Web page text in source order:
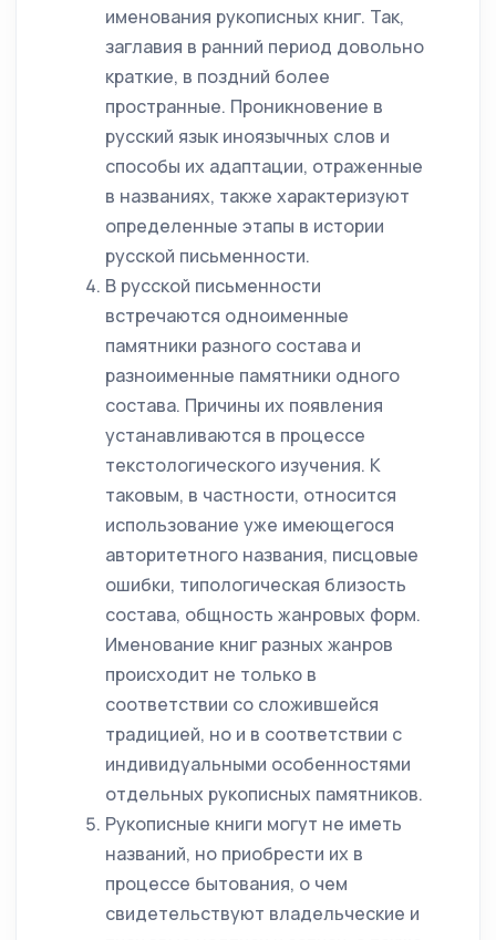
именования рукописных книг. Так,
заглавия в ранний период довольно
краткие, в поздний более
пространные. Проникновение в
русский язык иноязычных слов и
способы их адаптации, отраженные
в названиях, также характеризуют
определенные этапы в истории
русской письменности.
В русской письменности
встречаются одноименные
памятники разного состава и
разноименные памятники одного
состава. Причины их появления
устанавливаются в процессе
текстологического изучения. К
таковым, в частности, относится
использование уже имеющегося
авторитетного названия, писцовые
ошибки, типологическая близость
состава, общность жанровых форм.
Именование книг разных жанров
происходит не только в
соответствии со сложившейся
традицией, но и в соответствии с
индивидуальными особенностями
отдельных рукописных памятников.
Рукописные книги могут не иметь
названий, но приобрести их в
процессе бытования, о чем
свидетельствуют владельческие и